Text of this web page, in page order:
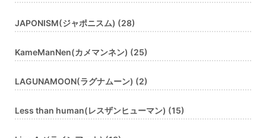
JAPONISM(ジャポニスム) (28)
KameManNen(カメマンネン) (25)
LAGUNAMOON(ラグナムーン) (2)
Less than human(レスザンヒューマン) (15)